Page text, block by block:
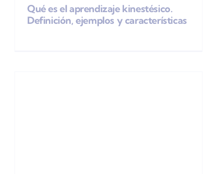
Qué es el aprendizaje kinestésico.
Definición, ejemplos y características